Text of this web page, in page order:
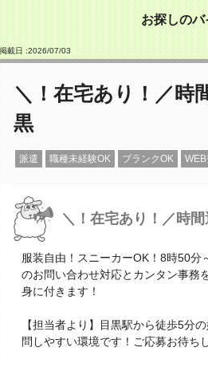
お探しの
掲載日 :2026/07/03
＼！在宅あり！／時
黒
派遣 職種未経験OK ブランクOK
＼！在宅あり！／時
服装自由！スニーカーOK！8時50分
のお問い合わせ対応とカンタン事務
身に付きます！
【担当者より】目黒駅から徒歩5分
問しやすい環境です！ご応募お待ち